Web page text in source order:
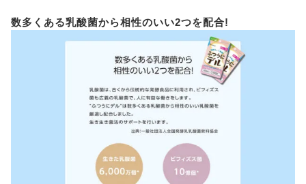
数多くある乳酸菌から相性のいい2つを配合!